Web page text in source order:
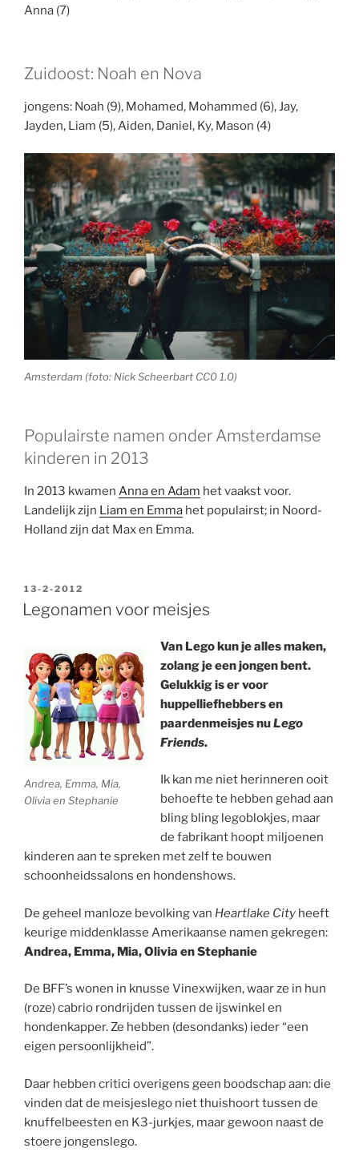
Anna (7)
Zuidoost: Noah en Nova
jongens: Noah (9), Mohamed, Mohammed (6), Jay,
Jayden, Liam (5), Aiden, Daniel, Ky, Mason (4)
Amsterdam (foto: Nick Scheerbart CC0 1.0)
Populairste namen onder Amsterdamse
kinderen in 2013
In 2013 kwamen Anna en Adam het vaakst voor.
Landelijk zijn Liam en Emma het populairst; in Noord-
Holland zijn dat Max en Emma.
GEPLAATST
OP
13-2-2012
Legonamen voor meisjes
Andrea, Emma, Mia,
Olivia en Stephanie
Van Lego kun je alles maken,
zolang je een jongen bent.
Gelukkig is er voor
huppelliefhebbers en
paardenmeisjes nuLego
Friends.
Ik kan me niet herinneren ooit
behoefte te hebben gehad aan
bling bling legoblokjes, maar
de fabrikant hoopt miljoenen
kinderen aan te spreken met zelf te bouwen
schoonheidssalons en hondenshows.
De geheel manloze bevolking van Heartlake City heeft
keurige middenklasse Amerikaanse namen gekregen:
Andrea, Emma, Mia, Olivia en Stephanie
De BFF’s wonen in knusse Vinexwijken, waar ze in hun
(roze) cabrio rondrijden tussen de ijswinkel en
hondenkapper. Ze hebben (desondanks) ieder “een
eigen persoonlijkheid”.
Daar hebben critici overigens geen boodschap aan: die
vinden dat de meisjeslego niet thuishoort tussen de
knuffelbeesten en K3-jurkjes, maar gewoon naast de
stoere jongenslego.